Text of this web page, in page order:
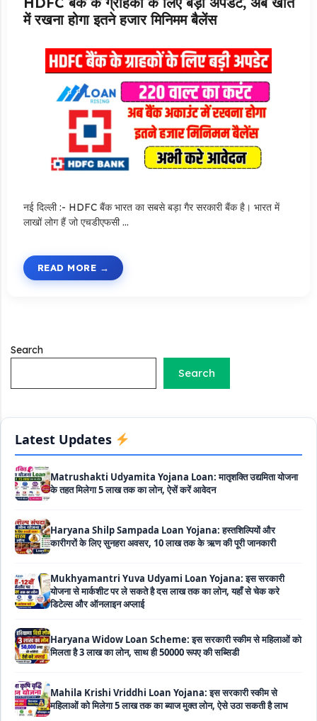
में रखना होगा इतने हजार मिनिमम बैलेंस
नई दिल्ली :- HDFC बैंक भारत का सबसे बड़ा गैर सरकारी बैंक है। भारत में
लाखों लोग हैं जो एचडीएफसी …
READ MORE
Search
Search
Latest Updates
Stand Up India Scheme Apply Online: नया व्यवसाय शुरू करने
Griha Sugam Yojana Apply Online: घर बनाने के लिए LIC से ले
सब्सिडी
Labour House Construction Loan Scheme: श्रमिक मकान
होता कोई ब्याज
Matrushakti Udyamita Yojana Loan: मातृशक्ति उद्यमिता योजना
Mukhyamantri Yuva Udyami Loan Yojana: इस सरकारी
डिटेल्स और ऑनलाइन अप्लाई
Haryana Widow Loan Scheme: इस सरकारी स्कीम से महिलाओं को